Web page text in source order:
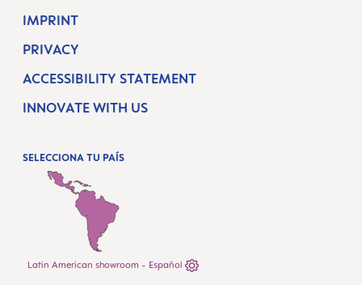
IMPRINT
PRIVACY
ACCESSIBILITY STATEMENT
INNOVATE WITH US
SELECCIONA TU PAÍS
Latin American showroom - Español